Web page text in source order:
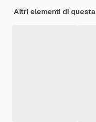
Altri elementi di